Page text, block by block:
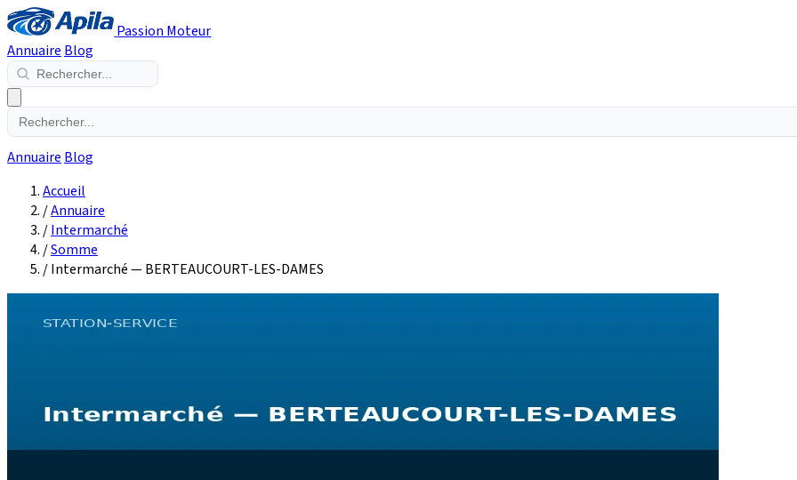
Passion Moteur
Annuaire Blog
Annuaire Blog
Accueil
/Annuaire
/Intermarché
/Somme
/Intermarché — BERTEAUCOURT-LES-DAMES